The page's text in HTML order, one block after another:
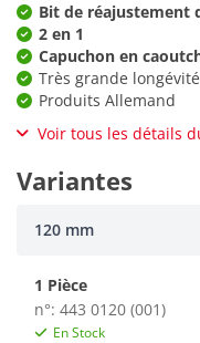
Bit de réajustement
2 en 1
Capuchon en
Très grande longévité
Produits Allemand
Voir tous les détails
Variantes
120 mm
1 Pièce
n°: 443 0120 (001)
En Stock